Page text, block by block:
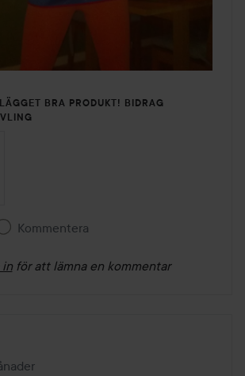
BRA PRODUKT! BIDRAG
Kommentera
in för att lämna en kommentar
skapades 9 månader